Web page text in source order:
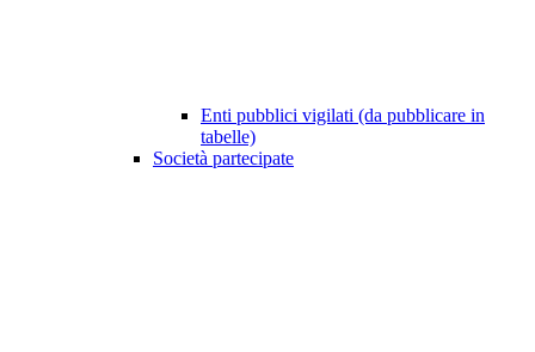
Enti pubblici vigilati (da pubblicare in
tabelle)
Società partecipate